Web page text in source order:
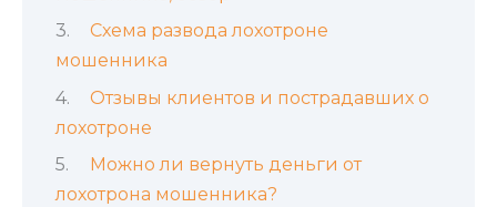
Схема развода лохотроне
мошенника
Отзывы клиентов и пострадавших о
лохотроне
Можно ли вернуть деньги от
лохотрона мошенника?